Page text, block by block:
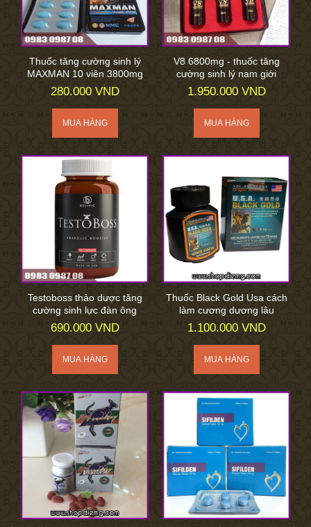
Thuốc tăng cường sinh lý
MAXMAN 10 viên 3800mg
280.000 VND
V8 6800mg - thuốc tăng
cường sinh lý nam giới
1.950.000 VND
Testoboss thảo dược tăng
cường sinh lực đàn ông
690.000 VND
Thuốc Black Gold Usa cách
làm cương dương lâu
1.100.000 VND